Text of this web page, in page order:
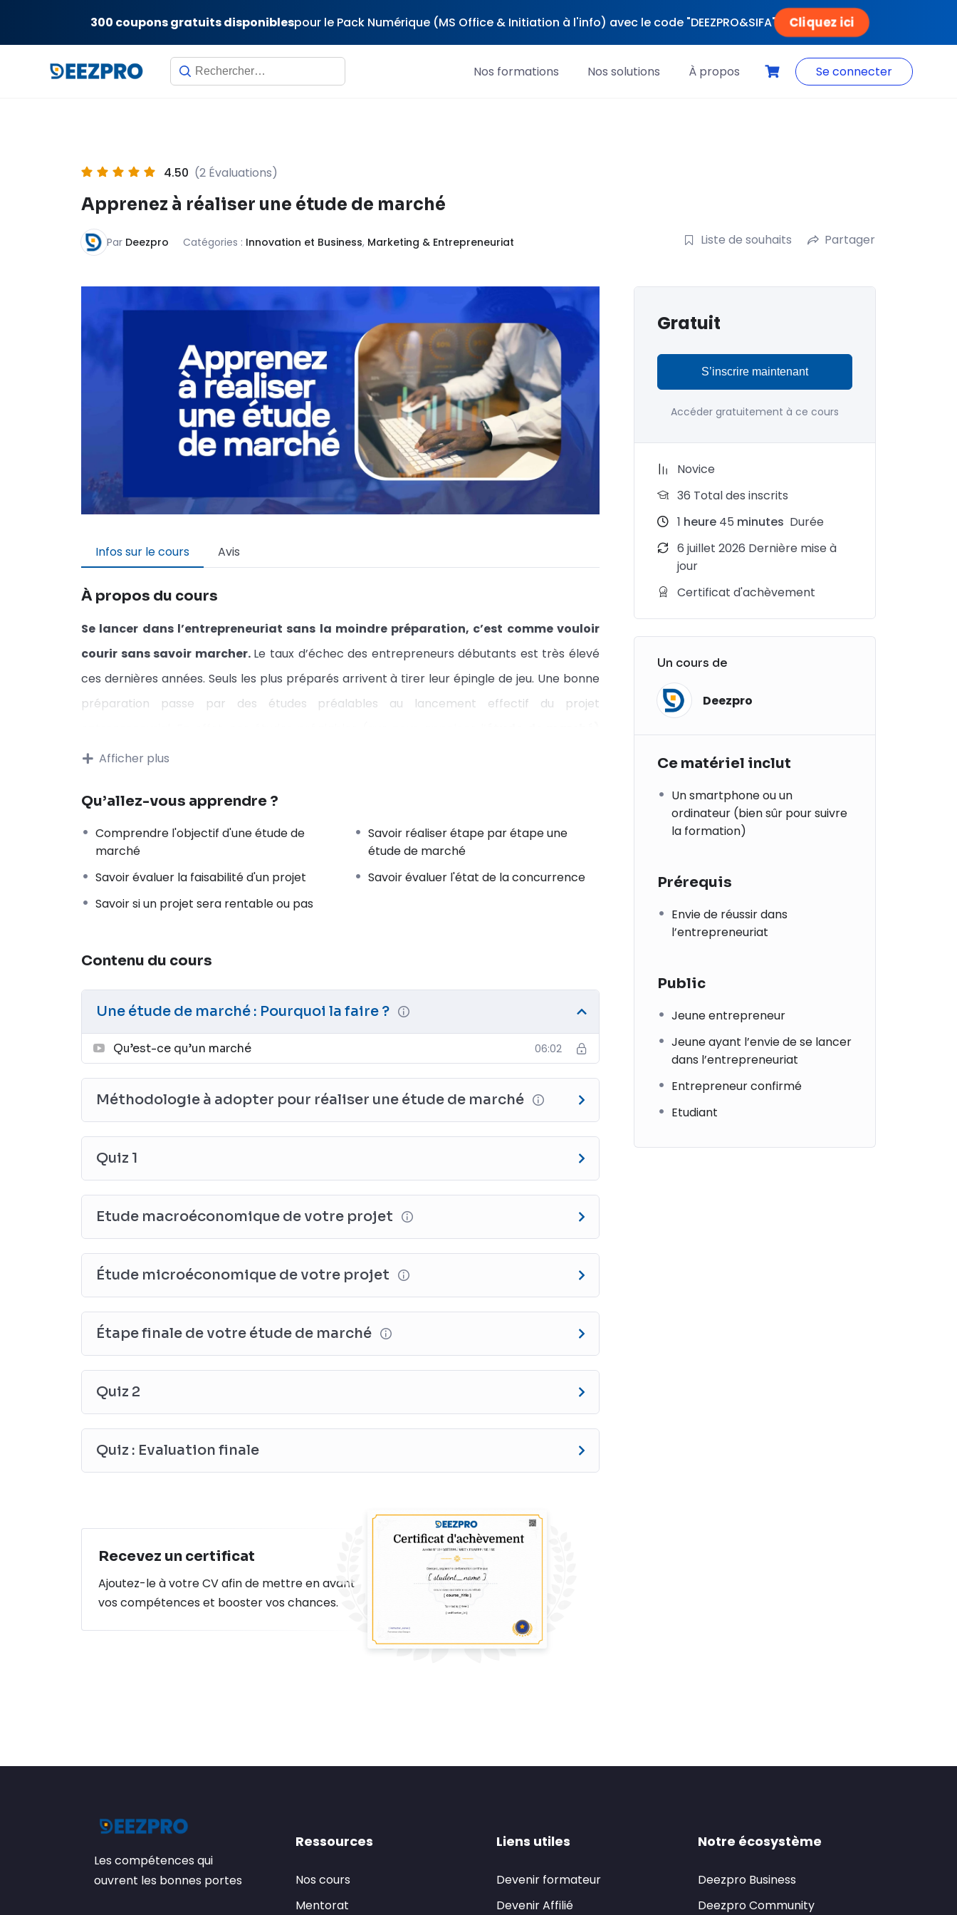
300 coupons gratuits disponiblespour le Pack Numérique (MS Office & Initiation à l'info) avec le code "DEEZPRO&SIFA" Cliquez ici
Nos formations Nos solutions À propos Se connecter
4.50 (2 Évaluations)
Apprenez à réaliser une étude de marché
Par Deezpro Catégories : Innovation et Business, Marketing & Entrepreneuriat Liste de souhaits Partager
Infos sur le cours Avis
À propos du cours
Se lancer dans l’entrepreneuriat sans la moindre préparation, c’est comme vouloir
courir sans savoir marcher. Le taux d’échec des entrepreneurs débutants est très élevé
ces dernières années. Seuls les plus préparés arrivent à tirer leur épingle de jeu. Une bonne
préparation passe par des études préalables au lancement effectif du projet
permettent de vérifier si votre idée initiale peut aboutir à un projet sérieuxL’étude de
Mon offre trouvera-t-elle des clients ?
Si oui, est ce que les clients seront prêts à payer pour cette offre ?
Dans cette formation, nous allons voir étape par étapecomment réaliser une étude de
marché avec succès. L’étude de marché est l’un des facteurs clés qui détermineront
la réussite de votre projet.Alors si vous souhaitez créer une entreprise ou lancer un
réussite de votre côté.
Afficher plus
Qu’allez-vous apprendre ?
Comprendre l'objectif d'une étude de
marché
Savoir réaliser étape par étape une
étude de marché
Savoir évaluer la faisabilité d'un projet
Savoir évaluer l'état de la concurrence
Savoir si un projet sera rentable ou pas
Contenu du cours
Une étude de marché : Pourquoi la faire ?
Qu’est-ce qu’un marché 06:02
Méthodologie à adopter pour réaliser une étude de marché
Quiz 1
Etude macroéconomique de votre projet
Étude microéconomique de votre projet
Étape finale de votre étude de marché
Quiz 2
Quiz : Evaluation finale
Recevez un certificat
Ajoutez-le à votre CV afin de mettre en avant
vos compétences et booster vos chances.
Gratuit
S’inscrire maintenant
Accéder gratuitement à ce cours
Novice
36 Total des inscrits
1 heure 45 minutes Durée
6 juillet 2026 Dernière mise à
jour
Certificat d'achèvement
Un cours de
Deezpro
Ce matériel inclut
Un smartphone ou un
ordinateur (bien sûr pour suivre
la formation)
Prérequis
Envie de réussir dans
l’entrepreneuriat
Public
Jeune entrepreneur
Jeune ayant l’envie de se lancer
dans l’entrepreneuriat
Entrepreneur confirmé
Etudiant
Les compétences qui
ouvrent les bonnes portes
Ressources
Nos cours
Mentorat
Liens utiles
Devenir formateur
Devenir Affilié
Notre écosystème
Deezpro Business
Deezpro Community